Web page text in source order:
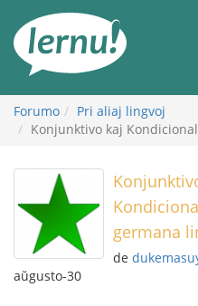
enhavo
Forumo
Pri aliaj lingvoj
Konjunktivo kaj
germana
de
aŭgusto-30